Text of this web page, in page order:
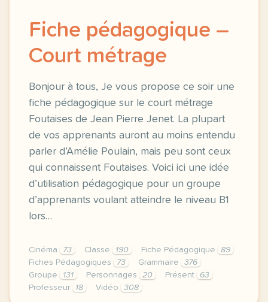
Fiche pédagogique –
Court métrage
Bonjour à tous, Je vous propose ce soir une
fiche pédagogique sur le court métrage
Foutaises de Jean Pierre Jenet. La plupart
de vos apprenants auront au moins entendu
parler d’Amélie Poulain, mais peu sont ceux
qui connaissent Foutaises. Voici ici une idée
d’utilisation pédagogique pour un groupe
d’apprenants voulant atteindre le niveau B1
lors…
Cinéma 73 Classe 190 Fiche Pédagogique
89
Fiches Pédagogiques
73 Grammaire
376
Groupe
131 Personnages 20 Présent
63
Professeur
18 Vidéo 308